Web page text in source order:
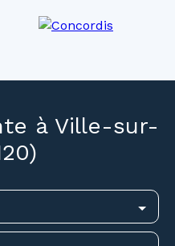
à Ville-sur-